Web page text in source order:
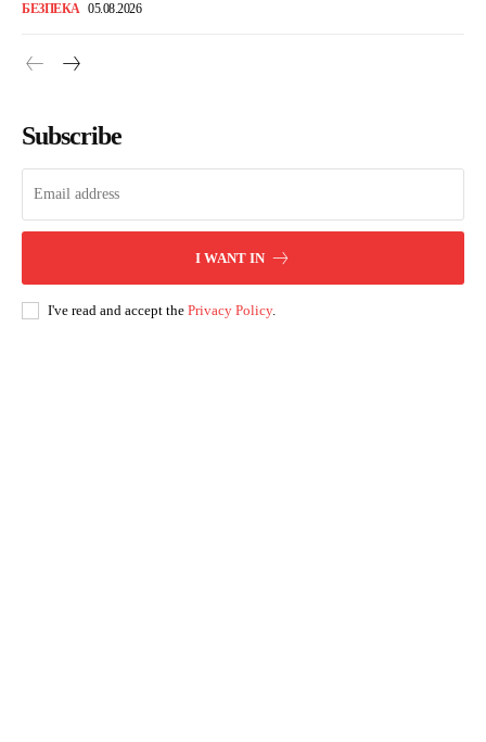
БЕЗПЕКА 05.08.2026
Subscribe
I WANT IN
I've read and accept the Privacy Policy.